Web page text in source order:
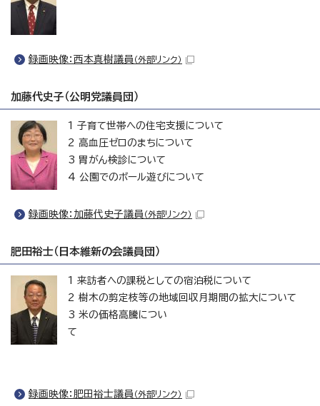
録画映像：西本真樹議員 （外部リンク）
加藤代史子（公明党議員団）
1 子育て世帯への住宅支援について
2 高血圧ゼロのまちについて
3 胃がん検診について
4 公園でのボール遊びについて
録画映像：加藤代史子議員 （外部リンク）
肥田裕士（日本維新の会議員団）
1 来訪者への課税としての宿泊税について
2 樹木の剪定枝等の地域回収月期間の拡大について
3 米の価格高騰につい
て
録画映像：肥田裕士議員 （外部リンク）